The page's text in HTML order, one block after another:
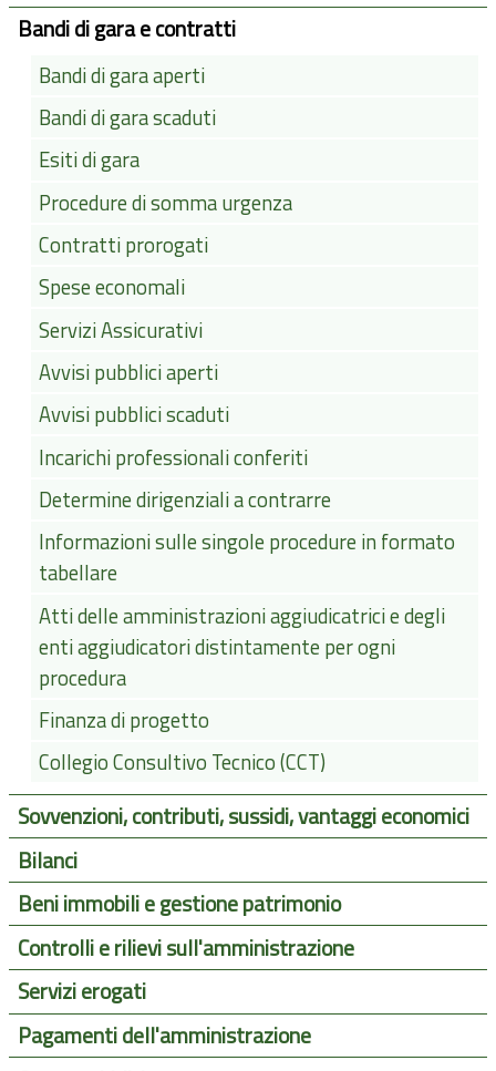
Bandi di gara e contratti
Bandi di gara aperti
Bandi di gara scaduti
Esiti di gara
Procedure di somma urgenza
Contratti prorogati
Spese economali
Servizi Assicurativi
Avvisi pubblici aperti
Avvisi pubblici scaduti
Incarichi professionali conferiti
Determine dirigenziali a contrarre
Informazioni sulle singole procedure in formato
tabellare
Atti delle amministrazioni aggiudicatrici e degli
enti aggiudicatori distintamente per ogni
procedura
Finanza di progetto
Collegio Consultivo Tecnico (CCT)
Sovvenzioni, contributi, sussidi, vantaggi economici
Bilanci
Beni immobili e gestione patrimonio
Controlli e rilievi sull'amministrazione
Servizi erogati
Pagamenti dell'amministrazione